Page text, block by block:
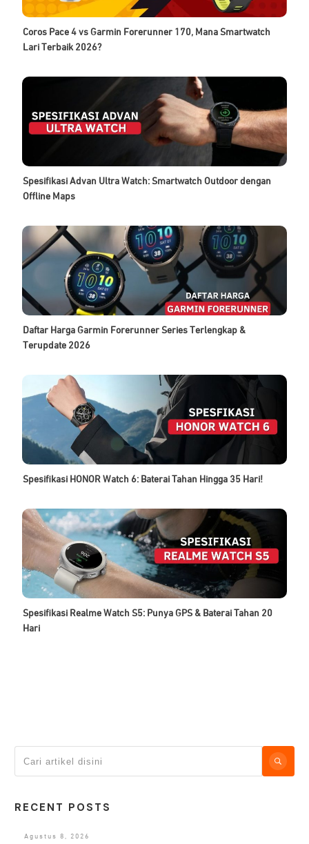
Coros Pace 4 vs Garmin Forerunner 170, Mana Smartwatch
Lari Terbaik 2026?
Spesifikasi Advan Ultra Watch: Smartwatch Outdoor dengan
Offline Maps
Daftar Harga Garmin Forerunner Series Terlengkap &
Terupdate 2026
Spesifikasi HONOR Watch 6: Baterai Tahan Hingga 35 Hari!
Spesifikasi Realme Watch S5: Punya GPS & Baterai Tahan 20
Hari
RECENT POSTS
Agustus 8, 2026